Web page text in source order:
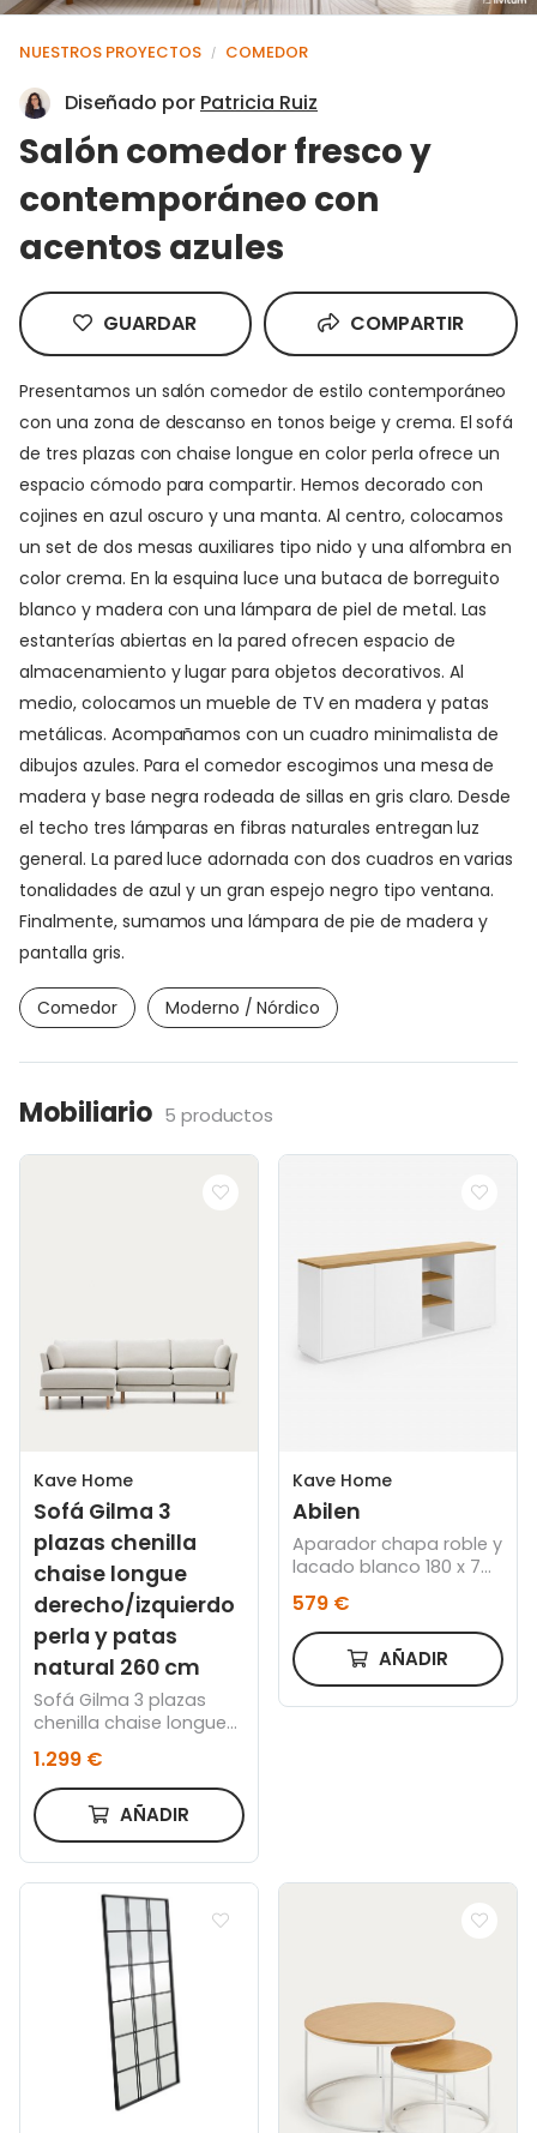
NUESTROS PROYECTOS / COMEDOR
Diseñado por Patricia Ruiz
Salón comedor fresco y
contemporáneo con
acentos azules
GUARDAR COMPARTIR
Presentamos un salón comedor de estilo contemporáneo
con una zona de descanso en tonos beige y crema. El sofá
de tres plazas con chaise longue en color perla ofrece un
espacio cómodo para compartir. Hemos decorado con
cojines en azul oscuro y una manta. Al centro, colocamos
un set de dos mesas auxiliares tipo nido y una alfombra en
color crema. En la esquina luce una butaca de borreguito
blanco y madera con una lámpara de piel de metal. Las
estanterías abiertas en la pared ofrecen espacio de
almacenamiento y lugar para objetos decorativos. Al
medio, colocamos un mueble de TV en madera y patas
metálicas. Acompañamos con un cuadro minimalista de
dibujos azules. Para el comedor escogimos una mesa de
madera y base negra rodeada de sillas en gris claro. Desde
el techo tres lámparas en fibras naturales entregan luz
general. La pared luce adornada con dos cuadros en varias
tonalidades de azul y un gran espejo negro tipo ventana.
Finalmente, sumamos una lámpara de pie de madera y
pantalla gris.
Comedor Moderno / Nórdico
Mobiliario 5 productos
Kave Home
Sofá Gilma 3
plazas chenilla
chaise longue
derecho/izquierdo
perla y patas
natural 260 cm
Sofá Gilma 3 plazas
chenilla chaise longue
y patas natural 260 cm
1.299 €
AÑADIR
Kave Home
Abilen
Aparador chapa roble y
lacado blanco 180 x 75
579 €
AÑADIR